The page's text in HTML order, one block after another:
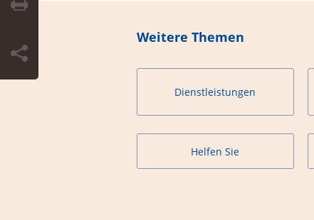
Weitere Themen
Dienstleistungen
Helfen Sie